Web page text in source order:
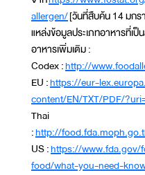
allergen/[วันที่สืบค้น 14 มก
แหล่งข้อมูลประเภทอาหารที่เ
อาหารเพิ่มเติม :
Codex :http://
EU :https://eur-
content/EN/TXT/PDF/
Thai
:http://
US :https://
food/what-you-need-